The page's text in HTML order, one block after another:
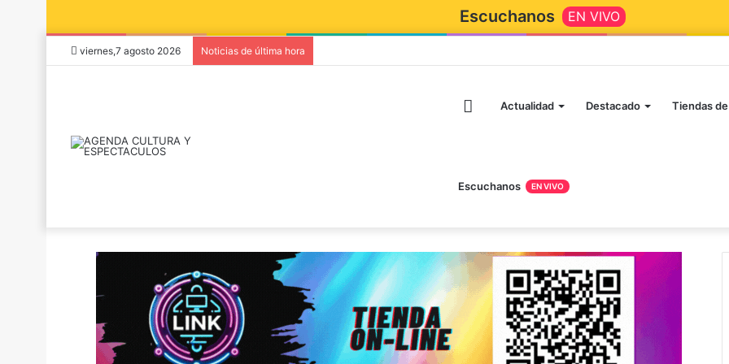
Escuchanos EN VIVO
viernes,7 agosto 2026 Noticias de última hora
Actualidad Destacado Tiendas
Escuchanos EN VIVO